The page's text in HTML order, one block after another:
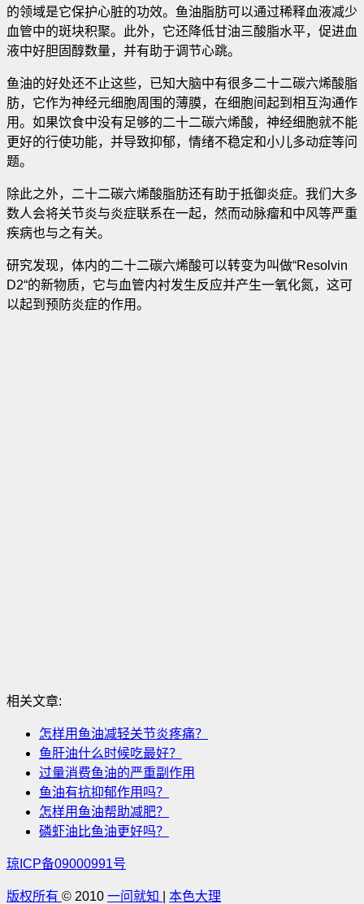
的领域是它保护心脏的功效。鱼油脂肪可以通过稀释血液减少
血管中的斑块积聚。此外，它还降低甘油三酸脂水平，促进血
液中好胆固醇数量，并有助于调节心跳。
鱼油的好处还不止这些，已知大脑中有很多二十二碳六烯酸脂
肪，它作为神经元细胞周围的薄膜，在细胞间起到相互沟通作
用。如果饮食中没有足够的二十二碳六烯酸，神经细胞就不能
更好的行使功能，并导致抑郁，情绪不稳定和小儿多动症等问
题。
除此之外，二十二碳六烯酸脂肪还有助于抵御炎症。我们大多
数人会将关节炎与炎症联系在一起，然而动脉瘤和中风等严重
疾病也与之有关。
研究发现，体内的二十二碳六烯酸可以转变为叫做“Resolvin
D2“的新物质，它与血管内衬发生反应并产生一氧化氮，这可
以起到预防炎症的作用。
相关文章:
怎样用鱼油减轻关节炎疼痛？
鱼肝油什么时候吃最好？
过量消费鱼油的严重副作用
鱼油有抗抑郁作用吗？
怎样用鱼油帮助减肥？
磷虾油比鱼油更好吗？
琼ICP备09000991号
版权所有 © 2010 一问就知 本色大理